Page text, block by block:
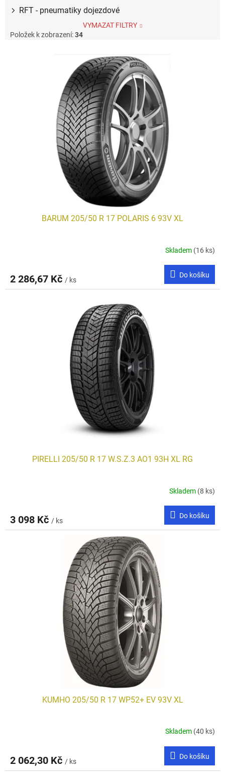
RFT - pneumatiky dojezdové
VYMAZAT FILTRY
Položek k zobrazení:34
BARUM 205/50 R 17 POLARIS 6 93V XL
Skladem (16 ks)
2 286,67 Kč / ks
Do košíku
PIRELLI 205/50 R 17 W.S.Z.3 AO1 93H XL RG
Skladem (8 ks)
3 098 Kč / ks
Do košíku
KUMHO 205/50 R 17 WP52+ EV 93V XL
Skladem (40 ks)
2 062,30 Kč / ks
Do košíku